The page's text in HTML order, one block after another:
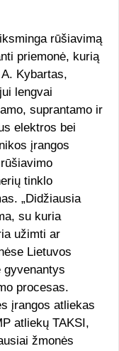
rūšiavimą
priemonė, kurią
Kybartas,
lengvai
suprantamo ir
elektros bei
įrangos
tinklo
„Didžiausia
su kuria
užimti ar
Lietuvos
gyvenantys
procesas.
įrangos atliekas
atliekų TAKSI,
žmonės